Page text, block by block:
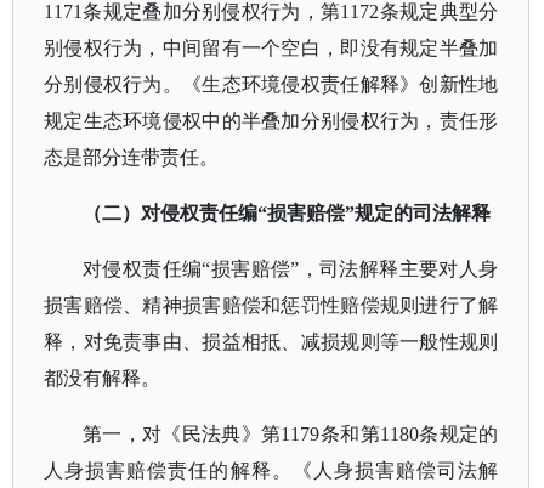
1171条规定叠加分别侵权行为，第1172条规定典型分
别侵权行为，中间留有一个空白，即没有规定半叠加
分别侵权行为。《生态环境侵权责任解释》创新性地
规定生态环境侵权中的半叠加分别侵权行为，责任形
态是部分连带责任。
（二）对侵权责任编“损害赔偿”规定的司法解释
对侵权责任编“损害赔偿”，司法解释主要对人身
损害赔偿、精神损害赔偿和惩罚性赔偿规则进行了解
释，对免责事由、损益相抵、减损规则等一般性规则
都没有解释。
第一，对《民法典》第1179条和第1180条规定的
人身损害赔偿责任的解释。《 人身损害赔偿司法解